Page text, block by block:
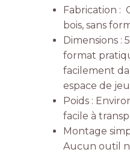
Fabrication :
bois, sans
Dimensions :
format
facilement
espace de
Poids :
facile à
Montage
Aucun outil